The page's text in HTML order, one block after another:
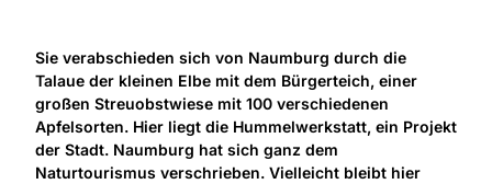
Sie verabschieden sich von Naumburg durch die
Talaue der kleinen Elbe mit dem Bürgerteich, einer
großen Streuobstwiese mit 100 verschiedenen
Apfelsorten. Hier liegt die Hummelwerkstatt, ein Projekt
der Stadt. Naumburg hat sich ganz dem
Naturtourismus verschrieben. Vielleicht bleibt hier